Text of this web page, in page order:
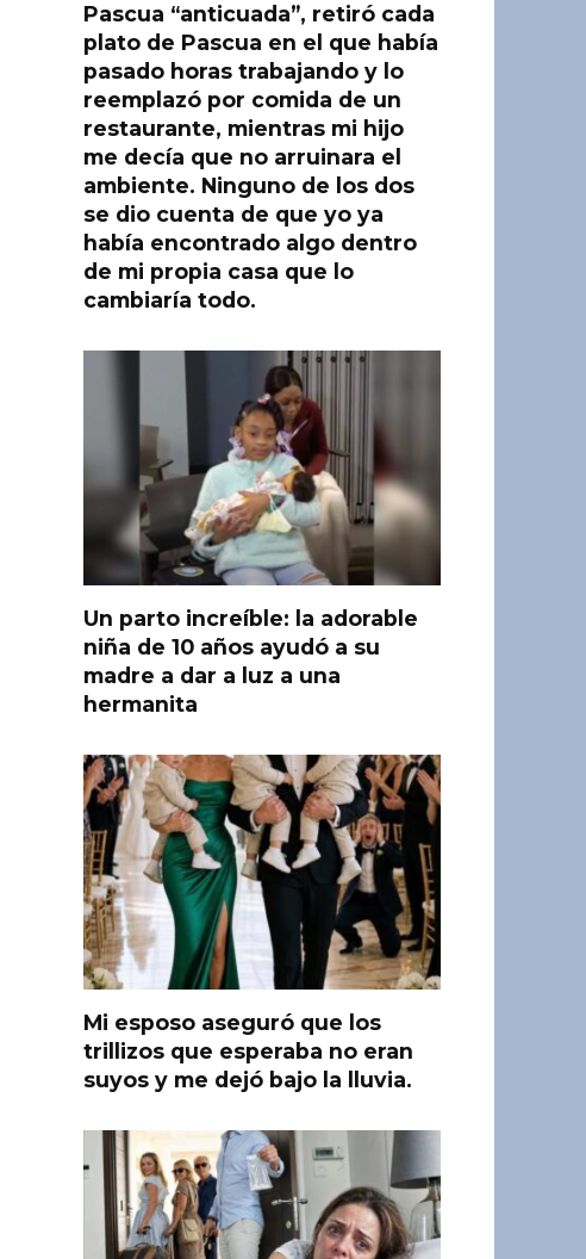
Pascua “anticuada”, retiró cada
plato de Pascua en el que había
pasado horas trabajando y lo
reemplazó por comida de un
restaurante, mientras mi hijo
me decía que no arruinara el
ambiente. Ninguno de los dos
se dio cuenta de que yo ya
había encontrado algo dentro
de mi propia casa que lo
cambiaría todo.
Un parto increíble: la adorable
niña de 10 años ayudó a su
madre a dar a luz a una
hermanita
Mi esposo aseguró que los
trillizos que esperaba no eran
suyos y me dejó bajo la lluvia.